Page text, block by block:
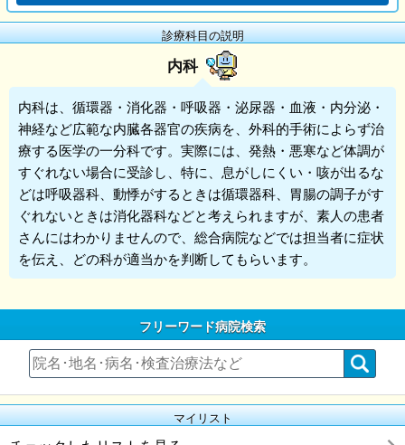
診療科目の説明
内科
内科は、循環器・消化器・呼吸器・泌尿器・血液・内分泌・
神経など広範な内臓各器官の疾病を、外科的手術によらず治
療する医学の一分科です。実際には、発熱・悪寒など体調が
すぐれない場合に受診し、特に、息がしにくい・咳が出るな
どは呼吸器科、動悸がするときは循環器科、胃腸の調子がす
ぐれないときは消化器科などと考えられますが、素人の患者
さんにはわかりませんので、総合病院などでは担当者に症状
を伝え、どの科が適当かを判断してもらいます。
フリーワード病院検索
マイリスト